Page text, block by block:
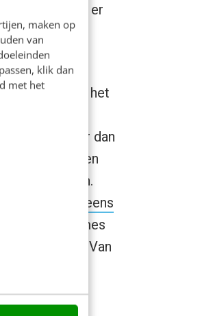
maken op
van
klik dan
met het
vooral wat er
stond,
daarmee het
met
veel meer dan
center en
beschikken.
‘three screens
ook games
aldus Van